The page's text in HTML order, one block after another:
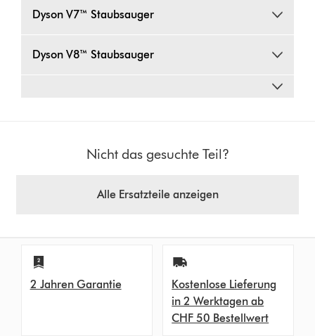
Dyson V7™ Staubsauger
Dyson V8™ Staubsauger
Nicht das gesuchte Teil?
Alle Ersatzteile anzeigen
2 Jahren Garantie
Kostenlose Lieferung
in 2 Werktagen ab
CHF 50 Bestellwert